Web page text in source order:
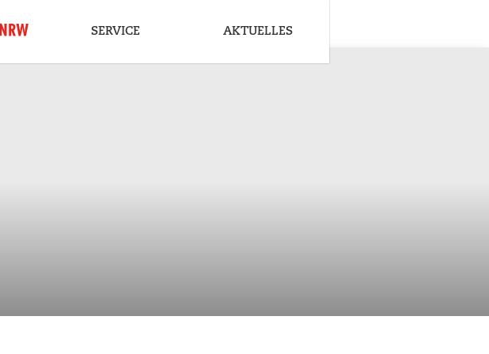
SERVICE AKTUELLES